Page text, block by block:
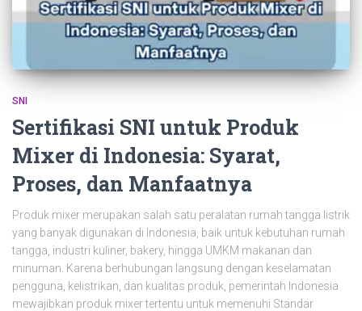
SNI
Sertifikasi SNI untuk Produk
Mixer di Indonesia: Syarat,
Proses, dan Manfaatnya
Produk mixer merupakan salah satu peralatan rumah tangga listrik
yang banyak digunakan di Indonesia, baik untuk kebutuhan rumah
tangga, industri kuliner, bakery, hingga UMKM makanan dan
minuman. Karena berhubungan langsung dengan keselamatan
pengguna, kelistrikan, dan kualitas produk, pemerintah Indonesia
mewajibkan produk mixer tertentu untuk memenuhi Standar